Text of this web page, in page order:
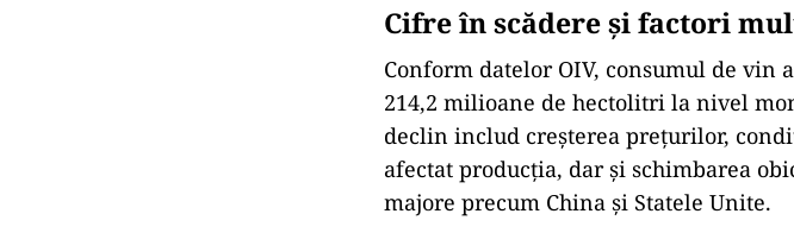
Cifre în scădere și factori
Conform datelor OIV, consumul de vin
214,2 milioane de hectolitri la nivel
declin includ creșterea prețurilor,
afectat producția, dar și schimbarea
majore precum China și Statele Unite.